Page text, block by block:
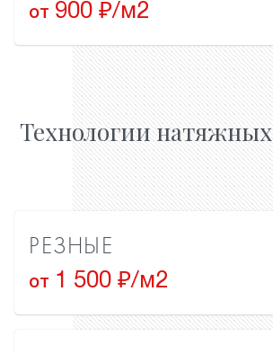
от 900 ₽/м2
Технологии
РЕЗНЫЕ
от 1 500 ₽/м2